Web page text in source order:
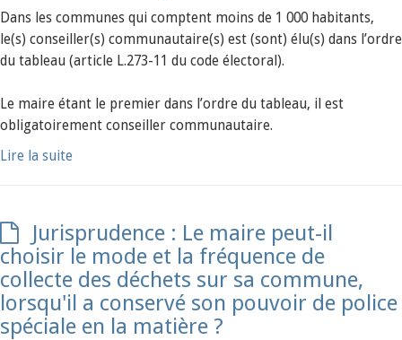
Dans les communes qui comptent moins de 1 000 habitants,
le(s) conseiller(s) communautaire(s) est (sont) élu(s) dans l’ordre
du tableau (article L.273-11 du code électoral).
Le maire étant le premier dans l’ordre du tableau, il est
obligatoirement conseiller communautaire.
Lire la suite
Jurisprudence : Le maire peut-il
choisir le mode et la fréquence de
collecte des déchets sur sa commune,
lorsqu'il a conservé son pouvoir de police
spéciale en la matière ?